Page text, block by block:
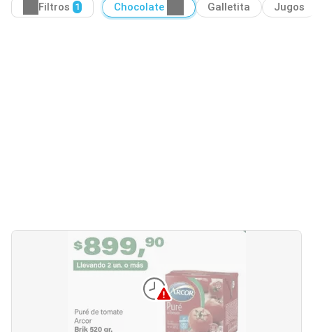
Filtros 1 Chocolate Galletita Jugos